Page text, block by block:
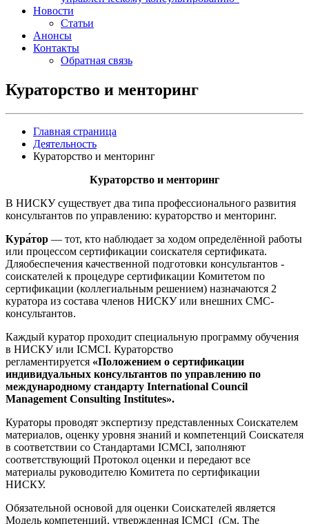
Новости
Статьи
Анонсы
Контакты
Обратная связь
Кураторство и менторинг
Главная страница
Деятельность
Кураторство и менторинг
Кураторство и менторинг
В НИСКУ существует два типа профессионального развития
консультантов по управлению: кураторство и менторинг.
Кура́тор — тот, кто наблюдает за ходом определённой работы
или процессом сертификации соискателя сертификата.
Дляобеспечения качественной подготовки консультантов -
соискателей к процедуре сертификации Комитетом по
сертификации (коллегиальным решением) назначаются 2
куратора из состава членов НИСКУ или внешних СМС-
консультантов.
Каждый куратор проходит специальную программу обучения
в НИСКУ или ICMCI. Кураторство
регламентируется «Положением о сертификации
индивидуальных консультантов по управлению по
международному стандарту International Council
Management Consulting Institutes».
Кураторы проводят экспертизу представленных Соискателем
материалов, оценку уровня знаний и компетенций Соискателя
в соответствии со Стандартами ICMCI, заполняют
соответствующий Протокол оценки и передают все
материалы руководителю Комитета по сертификации
НИСКУ.
Обязательной основой для оценки Соискателей является
Модель компетенций, утвержденная ICMCI (См. The